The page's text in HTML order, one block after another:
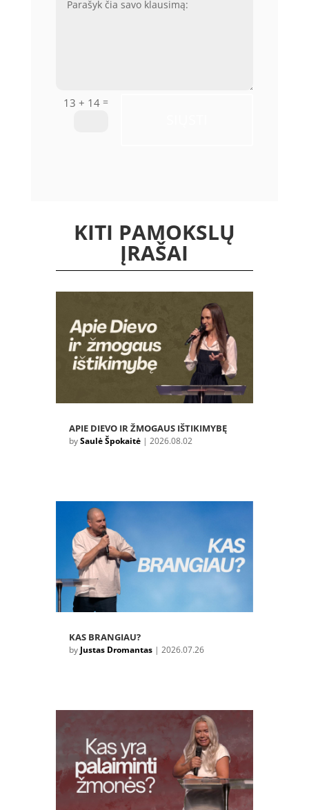
13 + 14 =
KITI PAMOKSLŲ
ĮRAŠAI
APIE DIEVO IR ŽMOGAUS IŠTIKIMYBĘ
bySaulė Špokaitė| 2026.08.02
KAS BRANGIAU?
by Justas Dromantas| 2026.07.26